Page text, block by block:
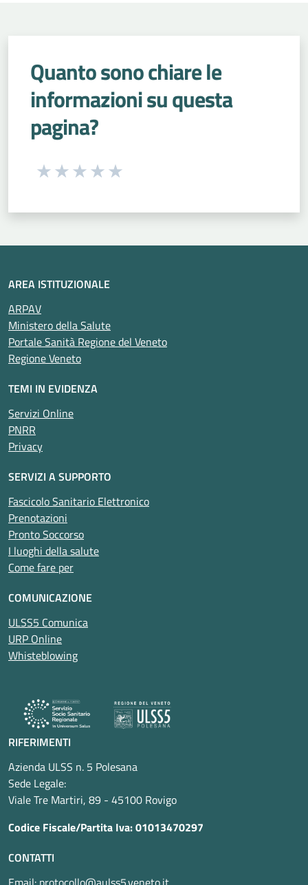
Quanto sono chiare le
informazioni su questa
pagina?
Seleziona una valutazione da 1 a 5 stelle
AREA ISTITUZIONALE
ARPAV
Ministero della Salute
Portale Sanità Regione del Veneto
Regione Veneto
TEMI IN EVIDENZA
Servizi Online
PNRR
Privacy
SERVIZI A SUPPORTO
Fascicolo Sanitario Elettronico
Prenotazioni
Pronto Soccorso
I luoghi della salute
Come fare per
COMUNICAZIONE
ULSS5 Comunica
URP Online
Whisteblowing
RIFERIMENTI
Azienda ULSS n. 5 Polesana
Sede Legale:
Viale Tre Martiri, 89 - 45100 Rovigo
Codice Fiscale/Partita Iva: 01013470297
CONTATTI